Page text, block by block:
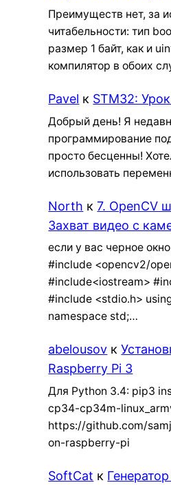
Преимуществ нет, за
читабельности: тип
размер 1 байт, как и
компилятор в обоих
Pavel к STM32:
Добрый день! Я
программирование
просто бесценны!
использовать
North к7. OpenCV
Захват видео с
если у вас черное
#include <opencv2/
#include<iostream>
#include <stdio.h>
namespace std;…
abelousov к
Raspberry Pi 3
Для Python 3.4: pip3
cp34-cp34m-
https://github.com/
on-raspberry-pi
SoftCat к